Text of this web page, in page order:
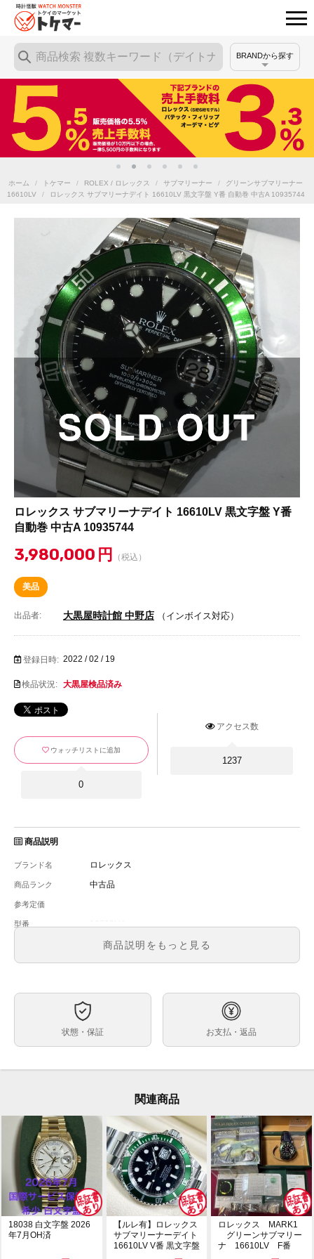
BRANDから探す
ホーム / トケマー / ROLEX / ロレックス / サブマリーナー /
グリーンサブマリーナー
16610LV
/ ロレックス サブマリーナデイト 16610LV 黒文字盤 Y番 自動巻 中古A 10935744
ロレックス サブマリーナデイト 16610LV 黒文字盤 Y番
自動巻 中古A 10935744
3,980,000 円 （税込）
美品
出品者: 大黒屋時計館 中野店 （インボイス対応）
登録日時: 2022 / 02 / 19
検品状況: 大黒屋検品済み
アクセス数
1237
ウォッチリストに追加
0
商品説明
ブランド名 ロレックス
商品ランク 中古品
参考定価
型番
メンズ
文字盤 黒文字盤
40mm
ケース素材
ノメータータグ・グリーンシリアルタグ
置に極小の打ち傷がございますが、年代を考慮すると美
品のお品物です。また、バックルが固くケースコンディ
ションの印象が非常にいいお品物です。
コメント
旧型グリーンサブマリーナ16610LV Y品番が入荷致しま
した!!
希少な【オーバルO】【ビッグスイス】【ファット４】
【オープン5】がそろってます。
是非ご検討くださいませ。
※店頭でも販売をしておりますので、売り切れの際はご
商品説明をもっと見る
状態・保証 お支払・返品
関連商品
18038 白文字盤 2026
年7月OH済
【ルレ有】ロレックス
サブマリーナーデイト
16610LV V番 黒文字盤
ロレックス MARK1
グリーンサブマリー
ナ 16610LV F番